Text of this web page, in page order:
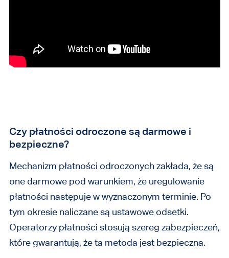
Czy płatności odroczone są darmowe i
bezpieczne?
Mechanizm płatności odroczonych zakłada, że są
one darmowe pod warunkiem, że uregulowanie
płatności następuje w wyznaczonym terminie. Po
tym okresie naliczane są ustawowe odsetki.
Operatorzy płatności stosują szereg zabezpieczeń,
które gwarantują, że ta metoda jest bezpieczna.